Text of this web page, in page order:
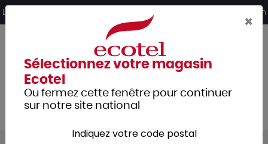
Livraison offerte dès 249€ HT d’achat et retrait 2h en magasin
×
Sélectionnez votre magasin
Ecotel
Ou fermez cette fenêtre pour continuer
sur notre site national
Indiquez votre code postal
Panneau de gestion des cookies